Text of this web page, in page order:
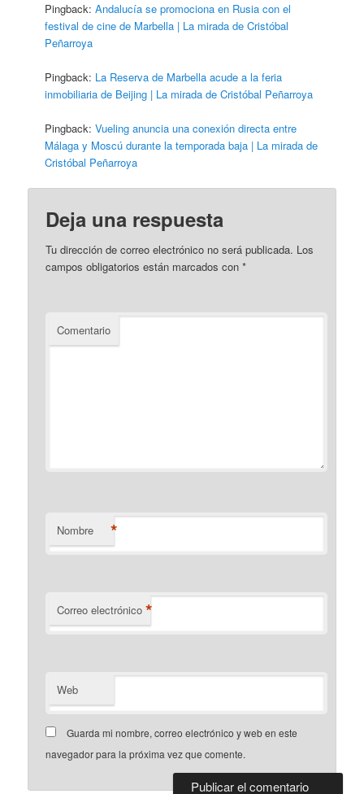
Pingback:Andalucía se promociona en Rusia con el
festival de cine de Marbella | La mirada de Cristóbal
Peñarroya
Pingback: La Reserva de Marbella acude a la feria
inmobiliaria de Beijing | La mirada de Cristóbal Peñarroya
Pingback:Vueling anuncia una conexión directa entre
Málaga y Moscú durante la temporada baja | La mirada de
Cristóbal Peñarroya
Deja una respuesta
Tu dirección de correo electrónico no será publicada. Los
campos obligatorios están marcados con*
Comentario
Nombre *
Correo electrónico *
Web
Guarda mi nombre, correo electrónico y web en este
navegador para la próxima vez que comente.